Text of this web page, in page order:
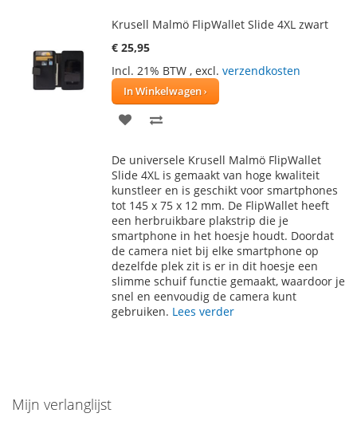
Krusell Malmö FlipWallet Slide 4XL zwart
€ 25,95
Incl. 21% BTW , excl. verzendkosten
In Winkelwagen
VOEG
AAN
VERLANGLIJST
TE
VERGELIJKEN
De universele Krusell Malmö FlipWallet
Slide 4XL is gemaakt van hoge kwaliteit
kunstleer en is geschikt voor smartphones
tot 145 x 75 x 12 mm. De FlipWallet heeft
een herbruikbare plakstrip die je
smartphone in het hoesje houdt. Doordat
de camera niet bij elke smartphone op
dezelfde plek zit is er in dit hoesje een
slimme schuif functie gemaakt, waardoor je
snel en eenvoudig de camera kunt
gebruiken. Lees verder
Mijn verlanglijst